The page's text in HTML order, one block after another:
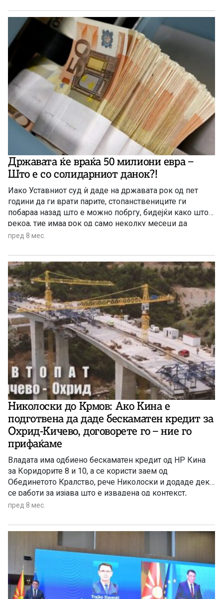
Државата ќе враќа 50 милиони евра –
Што е со солидарниот данок?!
Иако Уставниот суд ѝ даде на државата рок од пет
години да ги врати парите, стопанствениците ги
побараа назад што е можно побргу, бидејќи како што
рекоа, тие имаа рок од само неколку месеци да
уплатат милионски износи. Од Министерството за
предвидени пари во предлог-буџетот за 2026 за
враќање на солидарниот данок, туку само коментар
дека во тек се доставувањата на одговори од
компаниите за тоа дали е прифатлив предлогот за
двократно раздолжување.
пред 8 мес.
Николоски до Крмов: Ако Кина e
подготвена да даде бескаматен кредит за
Охрид-Кичево, договорете го – ние го
прифаќаме
Владата има одбиено бескаматен кредит од НР Кина
за Коридорите 8 и 10, а се користи заем од
Обединетото Кралство, рече Николоски и додаде дека
се работи за изјава што е извадена од контекст,
посочувајќи дека таква работа, за жал, не стигнала
многу сериозно.
пред 8 мес.